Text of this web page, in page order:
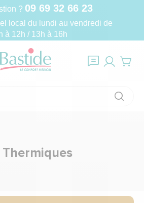
? 09 69 32 66 23
local du lundi au vendredi de
à 12h / 13h à 16h